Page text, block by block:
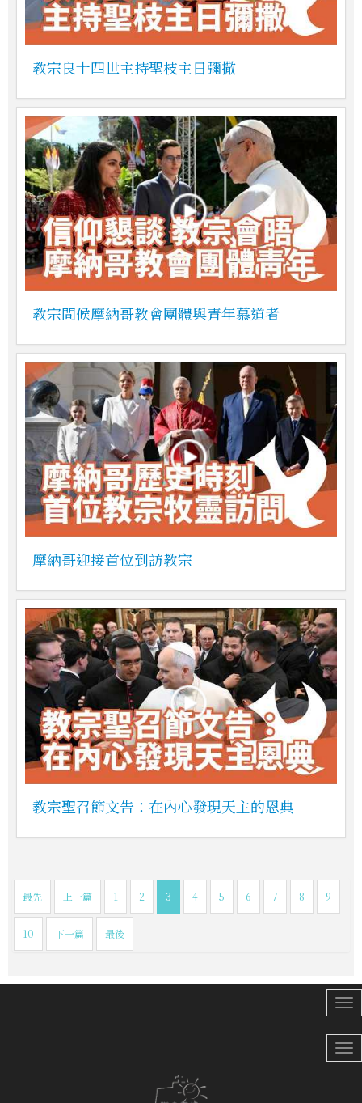
教宗良十四世主持聖枝主日彌撒
教宗問候摩納哥教會團體與青年慕道者
摩納哥迎接首位到訪教宗
教宗聖召節文告：在內心發現天主的恩典
最先 上一篇 1 2 3 4 5 6 7 8 9
10 下一篇 最後